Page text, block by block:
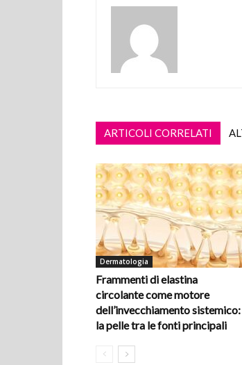
ARTICOLI CORRELATI
Dermatologia
Frammenti di elastina
circolante come motore
dell’invecchiamento sistemico:
la pelle tra le fonti principali